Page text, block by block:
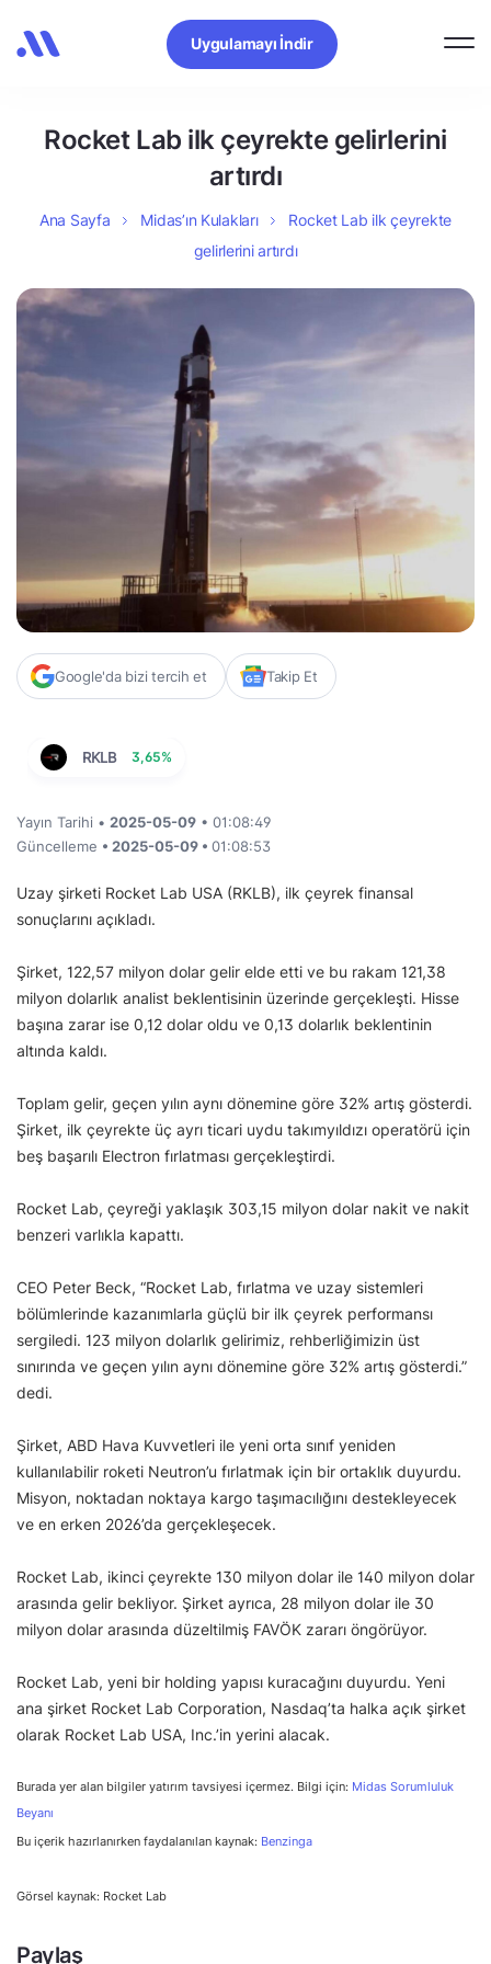
Uygulamayı İndir
Rocket Lab ilk çeyrekte gelirlerini
artırdı
Ana Sayfa Midas’ın Kulakları
Rocket Lab ilk çeyrekte
gelirlerini artırdı
Google'da bizi tercih et Takip Et
RKLB 3,65%
Yayın Tarihi • 2025-05-09 • 01:08:49
Güncelleme • 2025-05-09 • 01:08:53
Uzay şirketi Rocket Lab USA (RKLB), ilk çeyrek finansal
sonuçlarını açıkladı.
Şirket, 122,57 milyon dolar gelir elde etti ve bu rakam 121,38
milyon dolarlık analist beklentisinin üzerinde gerçekleşti. Hisse
başına zarar ise 0,12 dolar oldu ve 0,13 dolarlık beklentinin
altında kaldı.
Toplam gelir, geçen yılın aynı dönemine göre 32% artış gösterdi.
Şirket, ilk çeyrekte üç ayrı ticari uydu takımyıldızı operatörü için
beş başarılı Electron fırlatması gerçekleştirdi.
Rocket Lab, çeyreği yaklaşık 303,15 milyon dolar nakit ve nakit
benzeri varlıkla kapattı.
CEO Peter Beck, “Rocket Lab, fırlatma ve uzay sistemleri
bölümlerinde kazanımlarla güçlü bir ilk çeyrek performansı
sergiledi. 123 milyon dolarlık gelirimiz, rehberliğimizin üst
sınırında ve geçen yılın aynı dönemine göre 32% artış gösterdi.”
dedi.
Şirket, ABD Hava Kuvvetleri ile yeni orta sınıf yeniden
kullanılabilir roketi Neutron’u fırlatmak için bir ortaklık duyurdu.
Misyon, noktadan noktaya kargo taşımacılığını destekleyecek
ve en erken 2026’da gerçekleşecek.
Rocket Lab, ikinci çeyrekte 130 milyon dolar ile 140 milyon dolar
arasında gelir bekliyor. Şirket ayrıca, 28 milyon dolar ile 30
milyon dolar arasında düzeltilmiş FAVÖK zararı öngörüyor.
Rocket Lab, yeni bir holding yapısı kuracağını duyurdu. Yeni
ana şirket Rocket Lab Corporation, Nasdaq’ta halka açık şirket
olarak Rocket Lab USA, Inc.’in yerini alacak.
Burada yer alan bilgiler yatırım tavsiyesi içermez. Bilgi için: Midas Sorumluluk
Beyanı
Bu içerik hazırlanırken faydalanılan kaynak: Benzinga
Görsel kaynak: Rocket Lab
Paylaş